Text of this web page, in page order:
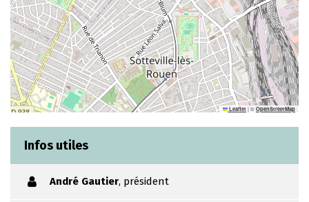
Leaflet |© OpenStreetMap
Infos utiles
André Gautier, président